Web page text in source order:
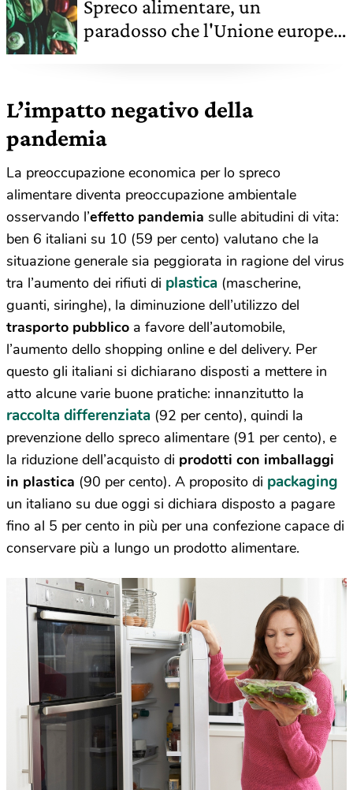
Spreco alimentare, un
paradosso che l'Unione europea
L’impatto negativo della
pandemia
La preoccupazione economica per lo spreco
alimentare diventa preoccupazione ambientale
osservando l’effetto pandemia sulle abitudini di vita:
ben 6 italiani su 10 (59 per cento) valutano che la
situazione generale sia peggiorata in ragione del virus
tra l’aumento dei rifiuti di plastica (mascherine,
guanti, siringhe), la diminuzione dell’utilizzo del
trasporto pubblico a favore dell’automobile,
l’aumento dello shopping online e del delivery. Per
questo gli italiani si dichiarano disposti a mettere in
atto alcune varie buone pratiche: innanzitutto la
raccolta differenziata (92 per cento), quindi la
prevenzione dello spreco alimentare (91 per cento), e
la riduzione dell’acquisto di prodotti con imballaggi
in plastica (90 per cento). A proposito di packaging
un italiano su due oggi si dichiara disposto a pagare
fino al 5 per cento in più per una confezione capace di
conservare più a lungo un prodotto alimentare.